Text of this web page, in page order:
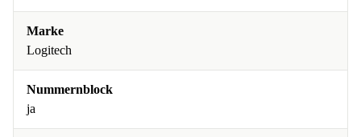
Marke
Logitech
Nummernblock
ja